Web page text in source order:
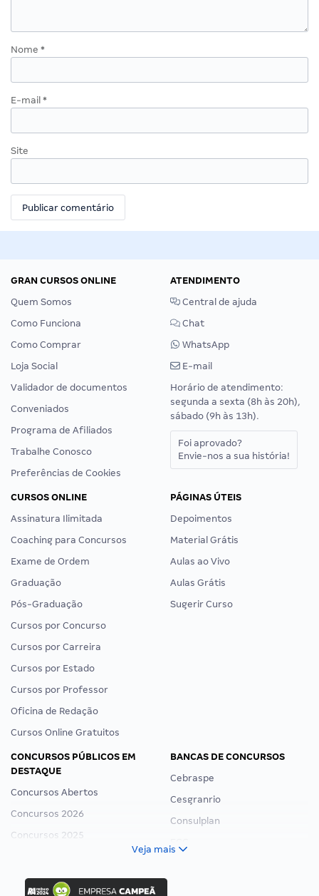
Nome *
E-mail *
Site
GRAN CURSOS ONLINE
Quem Somos
Como Funciona
Como Comprar
Loja Social
Validador de documentos
Conveniados
Programa de Afiliados
Trabalhe Conosco
Preferências de Cookies
ATENDIMENTO
Central de ajuda
Chat
WhatsApp
E-mail
Horário de atendimento:
segunda a sexta (8h às 20h),
sábado (9h às 13h).
Foi aprovado?
Envie-nos a sua história!
CURSOS ONLINE
Assinatura Ilimitada
Coaching para Concursos
Exame de Ordem
Graduação
Pós-Graduação
Cursos por Concurso
Cursos por Carreira
Cursos por Estado
Cursos por Professor
Oficina de Redação
Cursos Online Gratuitos
PÁGINAS ÚTEIS
Depoimentos
Material Grátis
Aulas ao Vivo
Aulas Grátis
Sugerir Curso
CONCURSOS PÚBLICOS EM
DESTAQUE
Concursos Abertos
Concursos 2026
Concursos 2025
Concurso Ibama
BANCAS DE CONCURSOS
Cebraspe
Cesgranrio
Consulplan
Veja mais